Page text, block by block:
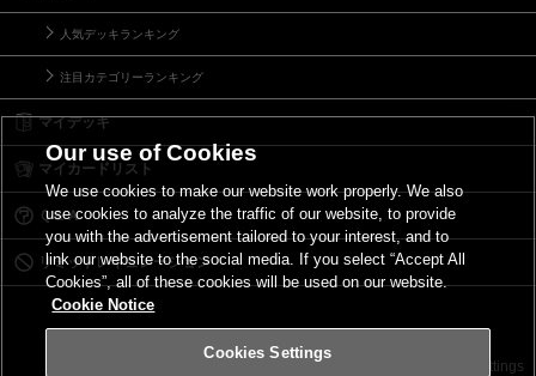
人気デッキランキング
注目カテゴリーランキング
マイデッキ
マイカードリスト
Ｑ＆Ａ
リミットレギュレーション
サイトポリシー Cookies Settings
Our use of Cookies
We use cookies to make our website work properly. We also
use cookies to analyze the traffic of our website, to provide
you with the advertisement tailored to your interest, and to
link our website to the social media. If you select “Accept All
Cookies”, all of these cookies will be used on our website.
Cookie Notice
Cookies Settings